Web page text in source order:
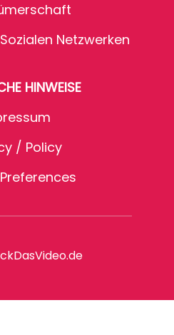
Netzwerken
HINWEISE
/ Policy